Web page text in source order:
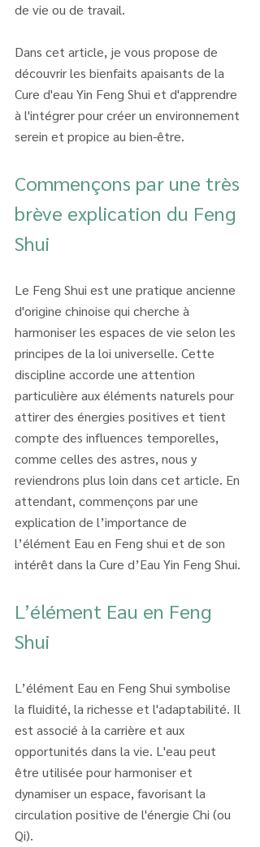
de vie ou de travail.
Dans cet article, je vous propose de
découvrir les bienfaits apaisants de la
Cure d'eau Yin Feng Shui et d'apprendre
à l'intégrer pour créer un environnement
serein et propice au bien-être.
Commençons par une très
brève explication du Feng
Shui
Le Feng Shui est une pratique ancienne
d'origine chinoise qui cherche à
harmoniser les espaces de vie selon les
principes de la loi universelle. Cette
discipline accorde une attention
particulière aux éléments naturels pour
attirer des énergies positives et tient
compte des influences temporelles,
comme celles des astres, nous y
reviendrons plus loin dans cet article. En
attendant, commençons par une
explication de l’importance de
l’élément Eau en Feng shui et de son
intérêt dans la Cure d’Eau Yin Feng Shui.
L’élément Eau en Feng
Shui
L’élément Eau en Feng Shui symbolise
la fluidité, la richesse et l'adaptabilité. Il
est associé à la carrière et aux
opportunités dans la vie. L'eau peut
être utilisée pour harmoniser et
dynamiser un espace, favorisant la
circulation positive de l'énergie Chi (ou
Qi).